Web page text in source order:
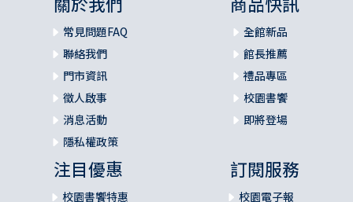
常見問題FAQ
聯絡我們
門市資訊
徵人啟事
消息活動
隱私權政策
全館新品
館長推薦
禮品專區
校園書饗
即將登場
注目優惠
校園書饗特惠
訂閱服務
校園電子報